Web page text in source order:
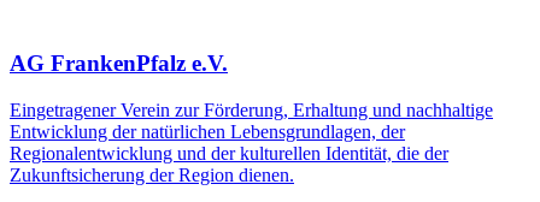
AG FrankenPfalz e.V.
Eingetragener Verein zur Förderung, Erhaltung und nachhaltige
Entwicklung der natürlichen Lebensgrundlagen, der
Regionalentwicklung und der kulturellen Identität, die der
Zukunftsicherung der Region dienen.